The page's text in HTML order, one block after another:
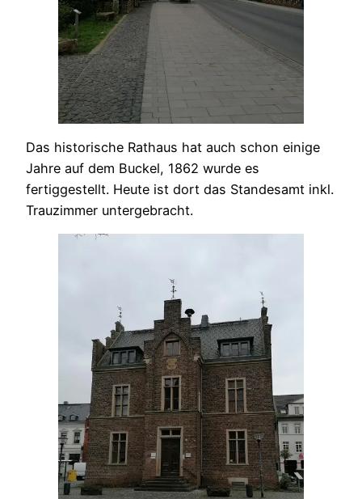
Das historische Rathaus hat auch schon einige
Jahre auf dem Buckel, 1862 wurde es
fertiggestellt. Heute ist dort das Standesamt inkl.
Trauzimmer untergebracht.